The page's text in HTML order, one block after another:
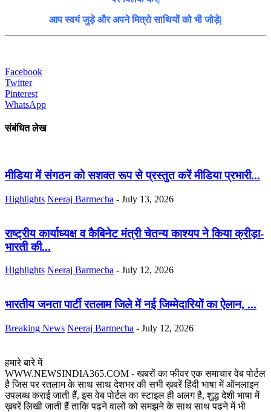
आप स्वयं जुड़े और अपने मित्रो साथियों को भी जोड़े|
Facebook
Twitter
Pinterest
WhatsApp
संबंधित लेख
मीडिया में संगठन को सशक्त रूप से प्रस्तुत करें मीडिया प्रभारी...
Highlights Neeraj Barmecha - July 13, 2026
राष्ट्रीय कार्याध्यक्ष व कैबिनेट मंत्री चेतन्य काश्यप ने किया क्रीड़ा-
भारती की...
Highlights Neeraj Barmecha - July 12, 2026
भारतीय जनता पार्टी रतलाम जिले में नई जिम्मेदारियों का ऐलान, ...
Breaking News Neeraj Barmecha - July 12, 2026
हमारे बारे में
WWW.NEWSINDIA365.COM - खबरों का फीवर एक समाचार वेब पोर्टल
है जिस पर रतलाम के साथ साथ देशभर की सभी ख़बरें हिंदी भाषा में ऑनलाइन
उपलब्ध कराई जाती हैं, इस वेब पोर्टल का स्टाइल ही अलग है, शुद्ध देशी भाषा में
ख़बरें लिखी जाती हैं ताकि पढने वालों को समझने के साथ साथ पढने में भी